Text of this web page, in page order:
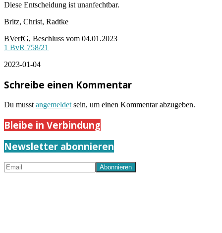
Diese Entscheidung ist unanfechtbar.
Britz, Christ, Radtke
BVerfG, Beschluss vom 04.01.2023
1 BvR 758/21
2023-01-04
Schreibe einen Kommentar
Du musst angemeldet sein, um einen Kommentar abzugeben.
Bleibe in Verbindung
Newsletter abonnieren